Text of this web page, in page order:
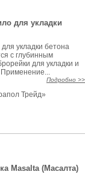
для укладки
укладки бетона
с глубинным
для укладки и
Подробно >>
Трейд»
Masalta (Масалта)